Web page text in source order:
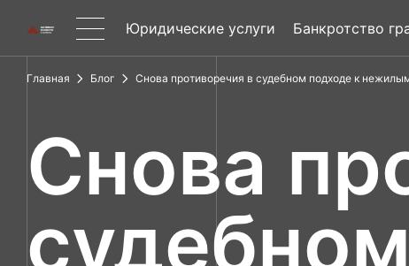
Юридические услуги Банкротство
Главная Блог Снова противоречия в судебном подходе к
Снова